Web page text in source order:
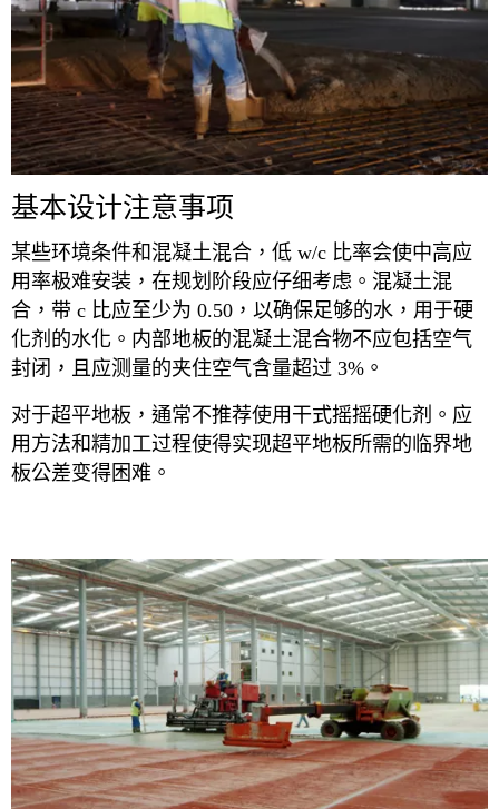
基本设计注意事项
某些环境条件和混凝土混合，低 w/c 比率会使中高应
用率极难安装，在规划阶段应仔细考虑。混凝土混
合，带 c 比应至少为 0.50，以确保足够的水，用于硬
化剂的水化。内部地板的混凝土混合物不应包括空气
封闭，且应测量的夹住空气含量超过 3%。
对于超平地板，通常不推荐使用干式摇摇硬化剂。应
用方法和精加工过程使得实现超平地板所需的临界地
板公差变得困难。